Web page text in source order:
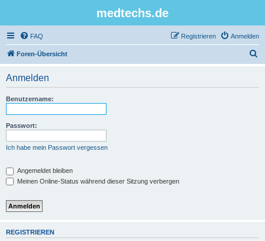
medtechs.de
FAQ Anmelden
Registrieren
Foren-Übersicht
Anmelden
Benutzername:
Passwort:
Ich habe mein Passwort vergessen
Angemeldet bleiben
Meinen Online-Status während dieser Sitzung verbergen
REGISTRIEREN